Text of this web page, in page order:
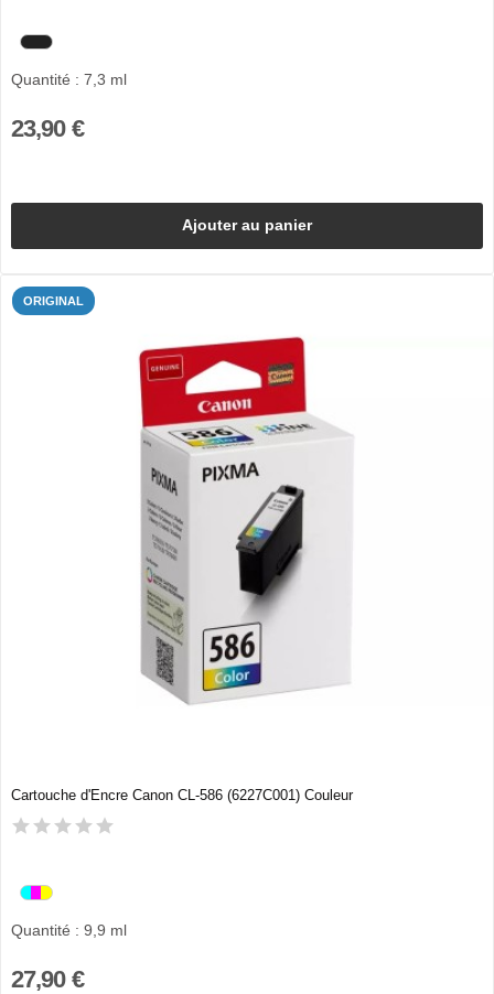
Quantité : 7,3 ml
23,90 €
Ajouter au panier
ORIGINAL
Cartouche d'Encre Canon CL-586 (6227C001) Couleur
Quantité : 9,9 ml
27,90 €